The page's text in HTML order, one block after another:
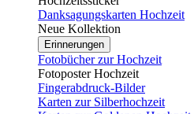
Danksagungskarten Hochzeit
Neue Kollektion
Erinnerungen
Fotobücher zur Hochzeit
Fotoposter Hochzeit
Fingerabdruck-Bilder
Karten zur Silberhochzeit